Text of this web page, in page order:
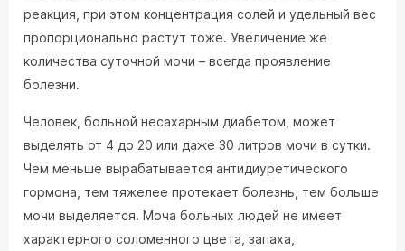
реакция, при этом концентрация солей и удельный вес
пропорционально растут тоже. Увеличение же
количества суточной мочи – всегда проявление
болезни.
Человек, больной несахарным диабетом, может
выделять от 4 до 20 или даже 30 литров мочи в сутки.
Чем меньше вырабатывается антидиуретического
гормона, тем тяжелее протекает болезнь, тем больше
мочи выделяется. Моча больных людей не имеет
характерного соломенного цвета, запаха,